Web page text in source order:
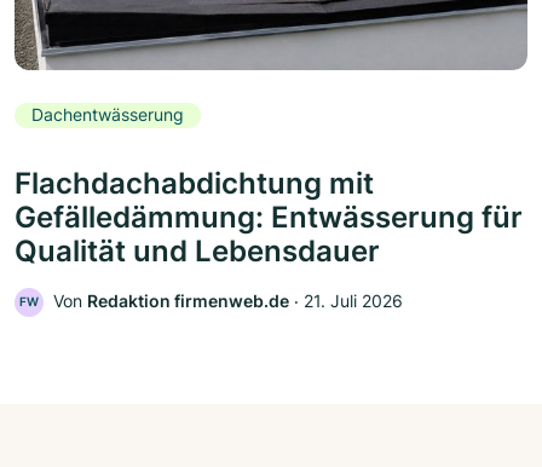
Dachentwässerung
Flachdachabdichtung mit
Gefälledämmung: Entwässerung für
Qualität und Lebensdauer
FW Von Redaktion firmenweb.de ‧ 21. Juli 2026